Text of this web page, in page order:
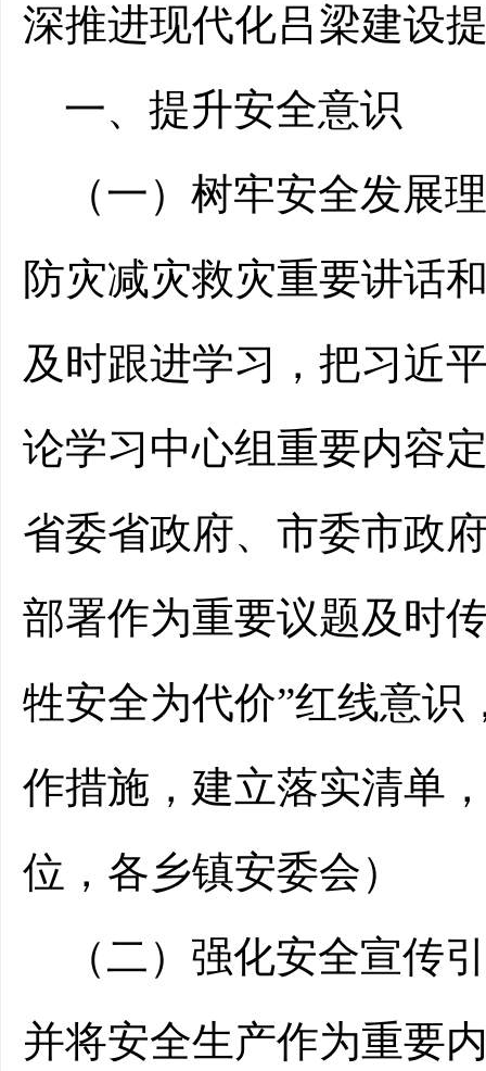
深推进现代化吕梁建设
一、 提升安全意识
（一） 树牢安全发展
防灾减灾救灾重要讲话
及时跟进学习，把习近
论学习中心组重要内容
省委省政府、市委市政
部署作为重要议题及时
牲安全为代价”红线意识
作措施，建立落实清单
位，各乡镇安委会）
（二） 强化安全宣传
并将安全生产作为重要